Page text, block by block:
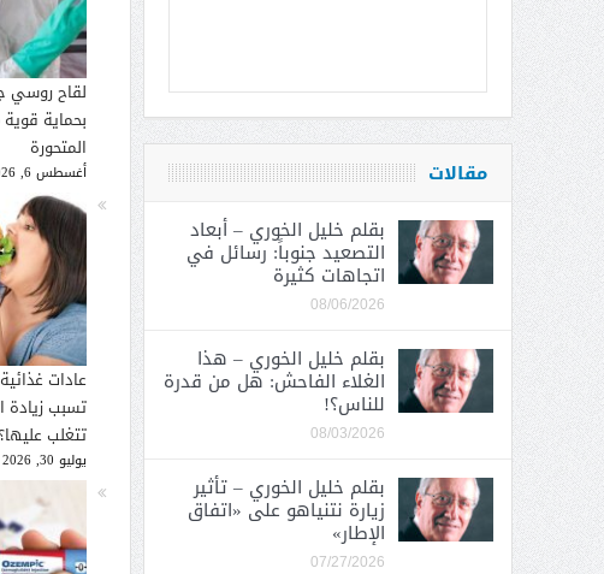
لقاح روسي
بحماية قوية
المتحورة
أغسطس 6, 2026
عادات
تسبب زيادة
تتغلب عليها؟
يوليو 30, 2026
مقالات
بقلم خليل الخوري – أبعاد
التصعيد جنوباً: رسائل في
اتجاهات كثيرة
08/06/2026
بقلم خليل الخوري – هذا
الغلاء الفاحش: هل من قدرة
للناس؟!
08/03/2026
بقلم خليل الخوري – تأثير
زيارة نتنياهو على «اتفاق
الإطار»
07/27/2026